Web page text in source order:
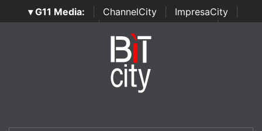
▾ G11 Media: ChannelCity ImpresaCity
SecurityOpenLab | Italian Channel Awards | Italian
Italian Security Awards